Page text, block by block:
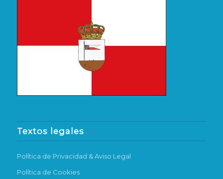
Textos legales
Política de Privacidad & Aviso Legal
Política de Cookies